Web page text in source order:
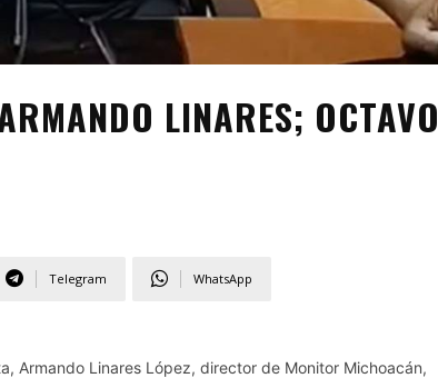
LINARES; OCTAVO
Telegram WhatsApp
Armando Linares López, director de Monitor Michoacán,